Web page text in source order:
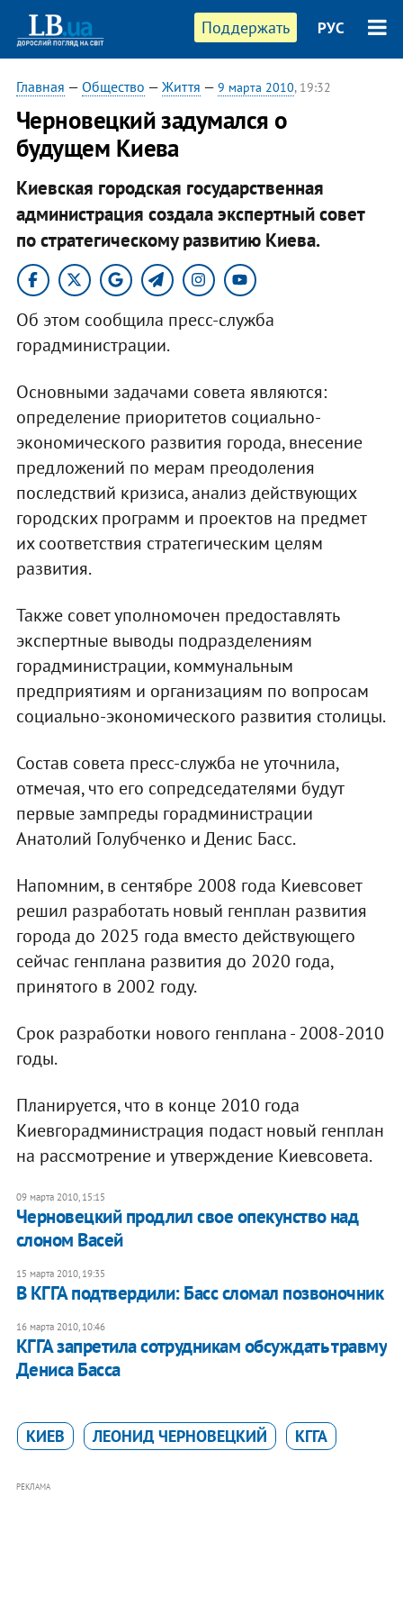
Поддержать РУС
Главная — Общество — Життя — 9 марта 2010, 19:32
Черновецкий задумался о
будущем Киева
Киевская городская государственная
администрация создала экспертный совет
по стратегическому развитию Киева.
Об этом сообщила пресс-служба
горадминистрации.
Основными задачами совета являются:
определение приоритетов социально-
экономического развития города, внесение
предложений по мерам преодоления
последствий кризиса, анализ действующих
городских программ и проектов на предмет
их соответствия стратегическим целям
развития.
Также совет уполномочен предоставлять
экспертные выводы подразделениям
горадминистрации, коммунальным
предприятиям и организациям по вопросам
социально-экономического развития столицы.
Состав совета пресс-служба не уточнила,
отмечая, что его сопредседателями будут
первые зампреды горадминистрации
Анатолий Голубченко и Денис Басс.
Напомним, в сентябре 2008 года Киевсовет
решил разработать новый генплан развития
города до 2025 года вместо действующего
сейчас генплана развития до 2020 года,
принятого в 2002 году.
Срок разработки нового генплана - 2008-2010
годы.
Планируется, что в конце 2010 года
Киевгорадминистрация подаст новый генплан
на рассмотрение и утверждение Киевсовета.
09 марта 2010, 15:15
Черновецкий продлил свое опекунство над
слоном Васей
15 марта 2010, 19:35
В КГГА подтвердили: Басс сломал позвоночник
16 марта 2010, 10:46
КГГА запретила сотрудникам обсуждать травму
Дениса Басса
КИЕВ ЛЕОНИД ЧЕРНОВЕЦКИЙ КГГА
РЕКЛАМА